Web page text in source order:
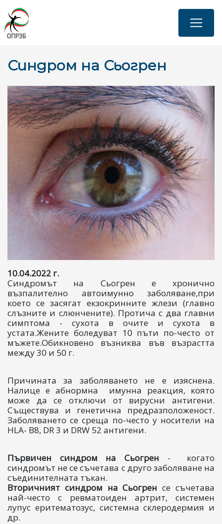
Синдром на Сьогрен
10.04.2022 г.
Синдромът на Сьогрен е хронично
възпалително автоимунно заболяване,при
което се засягат екзокринните жлези (главно
слъзните и слюнчените). Протича с два главни
симптома - сухота в очите и сухота в
устата.Жените боледуват 10 пъти по-често от
мъжете.Обикновено възниква във възрастта
между 30 и 50 г.
Причината за заболяването не е изяснена.
Налице е абнормна имунна реакция, която
може да се отключи от вирусни антигени.
Съществува и генетична предразположеност.
Заболяването се среща по-често у носители на
HLA- B8, DR 3 и DRW 52 антигени.
Първичен синдром на Сьогрен - когато
синдромът не се съчетава с друго заболяване на
съединителната тъкан.
Вторичният синдром на Сьогрен се съчетава
най-често с ревматоиден артрит, системен
лупус еритематозус, системна склеродермия и
др.